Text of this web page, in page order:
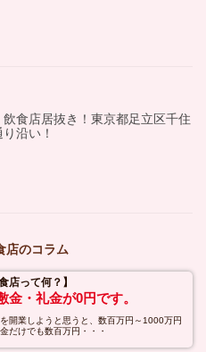
飲食店居抜き！東京都足立区千住
沿い！
店のコラム
店って何？】
金・礼金が0円です。
開業しようと思うと、数百万円～1000万円
だけでも数百万円・・・